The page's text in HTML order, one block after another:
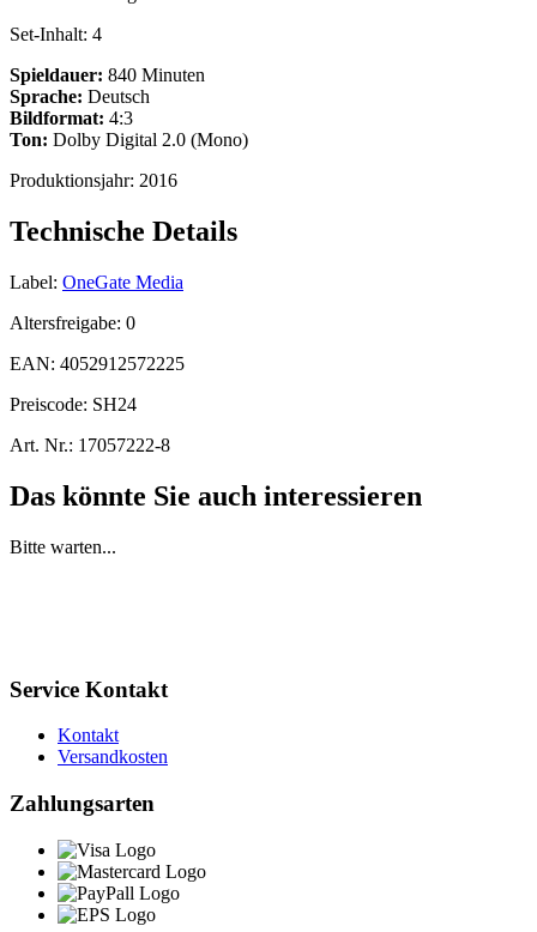
Set-Inhalt: 4
Spieldauer: 840 Minuten
Sprache: Deutsch
Bildformat: 4:3
Ton: Dolby Digital 2.0 (Mono)
Produktionsjahr: 2016
Technische Details
Label: OneGate Media
Altersfreigabe: 0
EAN: 4052912572225
Preiscode: SH24
Art. Nr.: 17057222-8
Das könnte Sie auch interessieren
Bitte warten...
Service Kontakt
Kontakt
Versandkosten
Zahlungsarten